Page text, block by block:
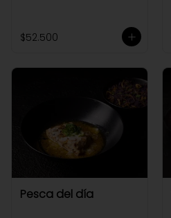
$52.500
Pesca del día